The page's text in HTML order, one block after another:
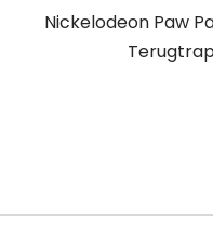
Nickelodeon Paw